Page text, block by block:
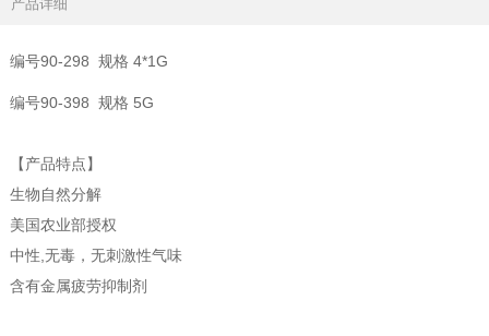
产品详细
编号90-298 规格 4*1G
编号90-398 规格 5G
【产品特点】
生物自然分解
美国农业部授权
中性,无毒，无刺激性气味
含有金属疲劳抑制剂